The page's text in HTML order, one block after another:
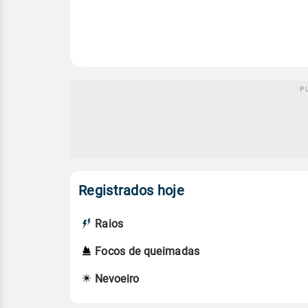
Registrados hoje
Raios
Focos de queimadas
Nevoeiro